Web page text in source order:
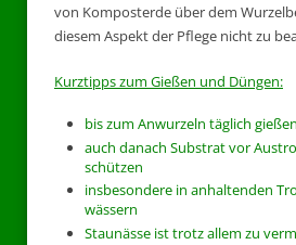
von Komposterde über dem
diesem Aspekt der Pflege nicht zu
Kurztipps zum Gießen und Düngen:
bis zum Anwurzeln täglich gießen
auch danach Substrat vor
schützen
insbesondere in anhaltenden
wässern
Staunässe ist trotz allem zu